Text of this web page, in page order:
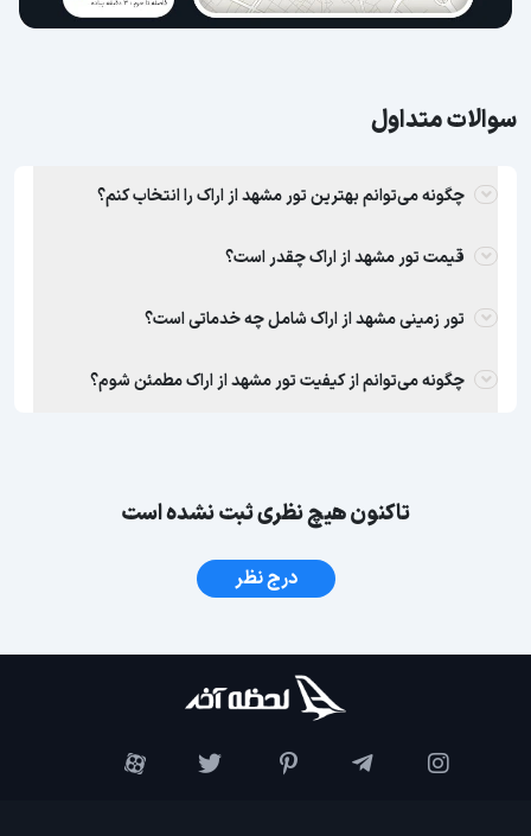
سوالات متداول
چگونه می‌توانم بهترین تور مشهد از اراک را انتخاب کنم؟
قیمت تور مشهد از اراک چقدر است؟
تور زمینی مشهد از اراک شامل چه خدماتی است؟
چگونه می‌توانم از کیفیت تور مشهد از اراک مطمئن شوم؟
تاکنون هیچ نظری ثبت نشده است
درج نظر